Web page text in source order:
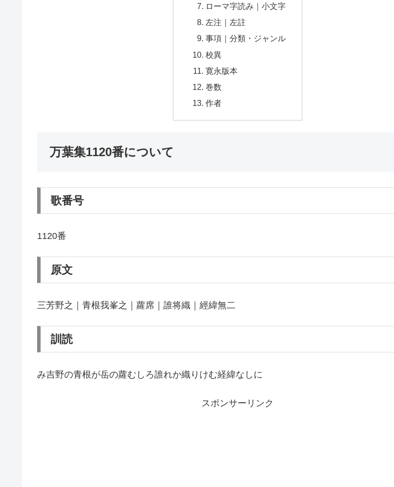
ローマ字読み｜小文字
左注｜左註
事項｜分類・ジャンル
校異
寛永版本
巻数
作者
万葉集1120番について
歌番号
1120番
原文
三芳野之｜青根我峯之｜蘿席｜誰将織｜經緯無二
訓読
み吉野の青根が岳の蘿むしろ誰れか織りけむ経緯なしに
スポンサーリンク